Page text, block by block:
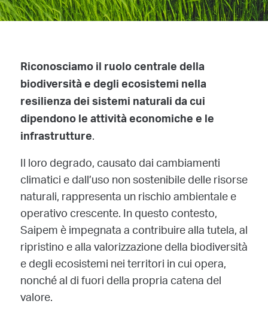
Riconosciamo il ruolo centrale della
biodiversità e degli ecosistemi nella
resilienza dei sistemi naturali da cui
dipendono le attività economiche e le
infrastrutture.
Il loro degrado, causato dai cambiamenti
climatici e dall’uso non sostenibile delle risorse
naturali, rappresenta un rischio ambientale e
operativo crescente. In questo contesto,
Saipem è impegnata a contribuire alla tutela, al
ripristino e alla valorizzazione della biodiversità
e degli ecosistemi nei territori in cui opera,
nonché al di fuori della propria catena del
valore.